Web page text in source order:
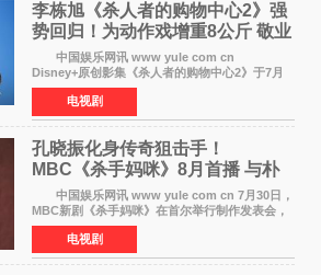
李栋旭《杀人者的购物中心2》强
势回归！为动作戏增重8公斤 敬业
获赞
中国娱乐网讯 www yule com cn
Disney+原创影集《杀人者的购物中心2》于7月
22日正式上线，由男神李栋旭主演的郑进湾以2 0
完全体强势回归。该剧第一季曾被《纽约时报》
评选为全球最佳影集之一
电视剧
孔晓振化身传奇狙击手！
MBC《杀手妈咪》8月首播 与朴
恩斌展开收视对决
中国娱乐网讯 www yule com cn 7月30日，
MBC新剧《杀手妈咪》在首尔举行制作发表会，
主演孔晓振、郑准元、李相二、无真星、崔宇
成、李银泉等人一同出席，为新剧宣传造势。这
是孔晓振继《毛骨
电视剧